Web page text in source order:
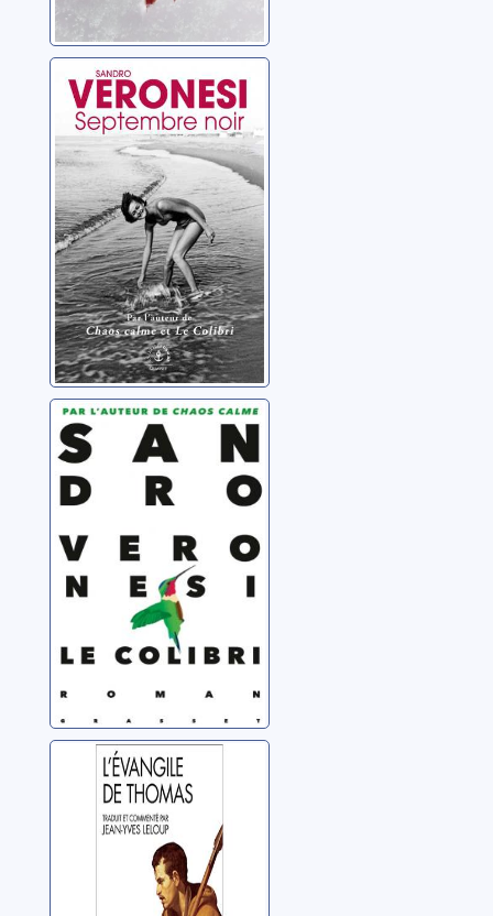
Septembre noir
Veronesi, Sandro
Le colibri
Veronesi, Sandro
L'Évangile de
Thomas
Anonyme